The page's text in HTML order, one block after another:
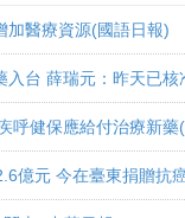
醫療資源(國語日報)
台 薛瑞元：昨天已
呼健保應給付治療新藥
億元 今在臺東捐贈抗